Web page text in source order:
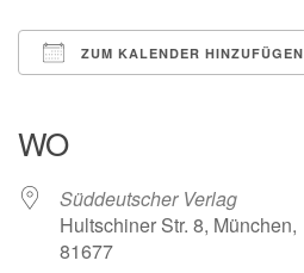
ZUM KALENDER HINZUFÜGEN
WO
Süddeutscher Verlag
Hultschiner Str. 8, München,
81677